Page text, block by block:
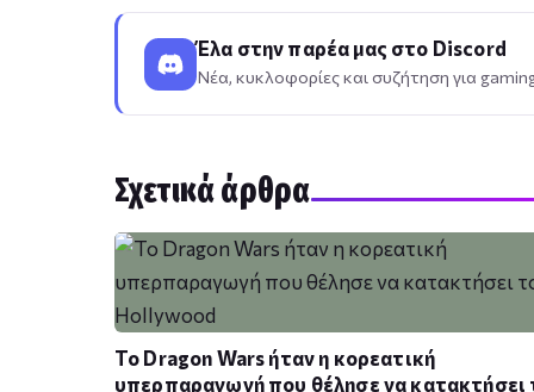
Έλα στην παρέα μας στο Discord
Νέα, κυκλοφορίες και συζήτηση για
Σχετικά άρθρα
Το Dragon Wars ήταν η κορεατική
υπερπαραγωγή που θέλησε να κατακτήσει